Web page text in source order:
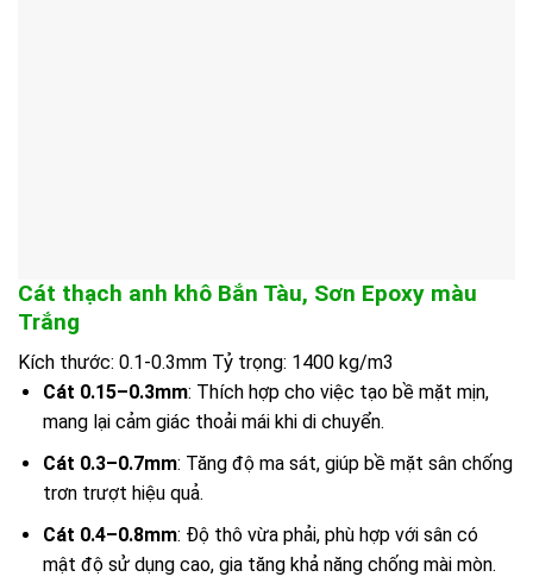
Cát thạch anh khô Bắn Tàu, Sơn Epoxy màu
Trắng
Kích thước: 0.1-0.3mm Tỷ trọng: 1400 kg/m3
Cát 0.15–0.3mm: Thích hợp cho việc tạo bề mặt mịn,
mang lại cảm giác thoải mái khi di chuyển.
Cát 0.3–0.7mm: Tăng độ ma sát, giúp bề mặt sân chống
trơn trượt hiệu quả.
Cát 0.4–0.8mm: Độ thô vừa phải, phù hợp với sân có
mật độ sử dụng cao, gia tăng khả năng chống mài mòn.